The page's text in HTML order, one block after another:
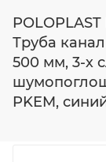
Труба
500 мм, 3-х
PKEM,